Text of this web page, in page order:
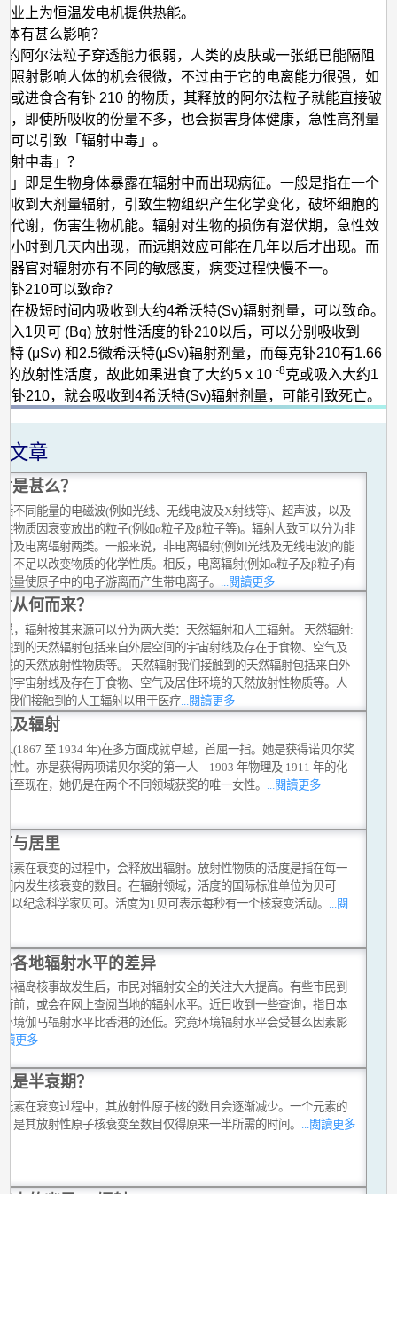
业上为恒温发电机提供热能。
有甚么影响？
的阿尔法粒子穿透能力很弱，人类的皮肤或一张纸已能隔阻
照射影响人体的机会很微，不过由于它的电离能力很强，如
或进食含有钋 210 的物质，其释放的阿尔法粒子就能直接破
，即使所吸收的份量不多，也会损害身体健康，急性高剂量
可以引致「辐射中毒」。
射中毒」？
」即是生物身体暴露在辐射中而出现病征。一般是指在一个
收到大剂量辐射，引致生物组织产生化学变化，破坏细胞的
代谢，伤害生物机能。辐射对生物的损伤有潜伏期，急性效
小时到几天内出现，而远期效应可能在几年以后才出现。而
器官对辐射亦有不同的敏感度，病变过程快慢不一。
钋210可以致命？
在极短时间内吸收到大约4希沃特(Sv)辐射剂量，可以致命。
入1贝可 (Bq) 放射性活度的钋210以后，可以分别吸收到
特 (μSv) 和2.5微希沃特(μSv)辐射剂量，而每克钋210有1.66
的放射性活度，故此如果进食了大约5 x 10-8克或吸入大约1
钋210，就会吸收到4希沃特(Sv)辐射剂量，可能引致死亡。
文章
是甚么？
不同能量的电磁波(例如光线、无线电波及X射线等)、超声波，以及
物质因衰变放出的粒子(例如α粒子及β粒子等)。辐射大致可以分为非
及电离辐射两类。一般来说，非电离辐射(例如光线及无线电波)的能
不足以改变物质的化学性质。相反，电离辐射(例如α粒子及β粒子)有
量使原子中的电子游离而产生带电离子。
...閱讀更多
从何而来？
，辐射按其来源可以分为两大类：天然辐射和人工辐射。 天然辐射:
到的天然辐射包括来自外层空间的宇宙射线及存在于食物、空气及
的天然放射性物质等。 天然辐射我们接触到的天然辐射包括来自外
宇宙射线及存在于食物、空气及居住环境的天然放射性物质等。人
我们接触到的人工辐射以用于医疗...閱讀更多
及辐射
(1867 至 1934 年)在多方面成就卓越，首屈一指。她是获得诺贝尔奖
性。亦是获得两项诺贝尔奖的第一人 – 1903 年物理及 1911 年的化
至现在，她仍是在两个不同领域获奖的唯一女性。
...閱讀更多
与居里
素在衰变的过程中，会释放出辐射。放射性物质的活度是指在每一
内发生核衰变的数目。在辐射领域，活度的国际标准单位为贝可
以纪念科学家贝可。活度为1贝可表示每秒有一个核衰变活动。 ...閱
各地辐射水平的差异
褔岛核事故发生后，巿民对辐射安全的关注大大提高。有些巿民到
前，或会在网上查阅当地的辐射水平。近日收到一些查询，指日本
境伽马辐射水平比香港的还低。究竟环境辐射水平会受甚么因素影
讀更多
是半衰期？
素在衰变过程中，其放射性原子核的数目会逐渐减少。一个元素的
是其放射性原子核衰变至数目仅得原来一半所需的时间。
...閱讀更多